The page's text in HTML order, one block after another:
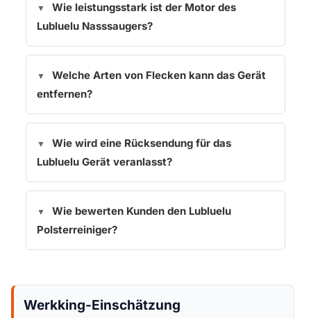
Wie leistungsstark ist der Motor des
Lubluelu Nasssaugers?
Welche Arten von Flecken kann das Gerät
entfernen?
Wie wird eine Rücksendung für das
Lubluelu Gerät veranlasst?
Wie bewerten Kunden den Lubluelu
Polsterreiniger?
Werkking-Einschätzung